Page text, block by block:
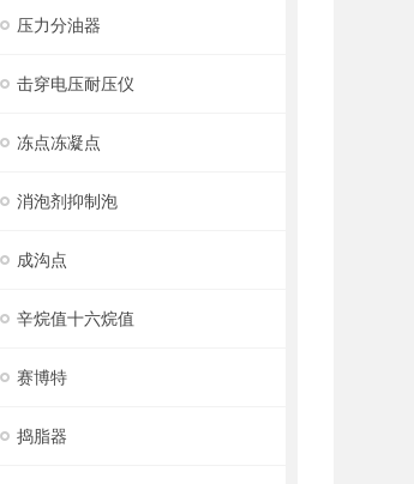
压力分油器
击穿电压耐压仪
冻点冻凝点
消泡剂抑制泡
成沟点
辛烷值十六烷值
赛博特
捣脂器